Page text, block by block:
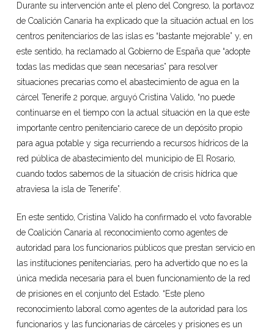
Durante su intervención ante el pleno del Congreso, la portavoz
de Coalición Canaria ha explicado que la situación actual en los
centros penitenciarios de las islas es “bastante mejorable” y, en
este sentido, ha reclamado al Gobierno de España que “adopte
todas las medidas que sean necesarias” para resolver
situaciones precarias como el abastecimiento de agua en la
cárcel Tenerife 2 porque, arguyó Cristina Valido, “no puede
continuarse en el tiempo con la actual situación en la que este
importante centro penitenciario carece de un depósito propio
para agua potable y siga recurriendo a recursos hídricos de la
red pública de abastecimiento del municipio de El Rosario,
cuando todos sabemos de la situación de crisis hídrica que
atraviesa la isla de Tenerife”.
En este sentido, Cristina Valido ha confirmado el voto favorable
de Coalición Canaria al reconocimiento como agentes de
autoridad para los funcionarios públicos que prestan servicio en
las instituciones penitenciarias, pero ha advertido que no es la
única medida necesaria para el buen funcionamiento de la red
de prisiones en el conjunto del Estado. “Este pleno
reconocimiento laboral como agentes de la autoridad para los
funcionarios y las funcionarias de cárceles y prisiones es un